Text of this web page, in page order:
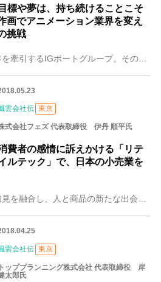
目標や夢は、持ち続けることこそ
でアニメーション業界を変え
挑戦
国内のアニメーション業界を牽引するIGポートグループ。その一員として「グローバルに業界全体の再編を促すハブ的存在であり続けたい」という理念を掲げる株式会社シグナ
雲会社伝 東京
式会社フェズ 代表取締役 伊丹 順平氏
費者の感情に訴えかける「リテ
ルテック」で、日本の小売業を
デジタルな手法と現場の知見を融合し、人と商品の新たな出会いを作る。株式会社フェズが展開する「リテイルテック」は、他社にない発想で小売業界の可能性を広げています。
雲会社伝 東京
トッププランニング株式会社 代表取締役 岸
太郎氏